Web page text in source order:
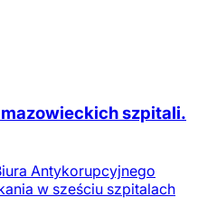
szpitali.
Antykorupcyjnego
w sześciu szpitalach